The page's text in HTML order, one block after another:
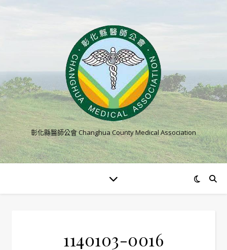
彰化縣醫師公會 Changhua County Medical Association
1140103-0016